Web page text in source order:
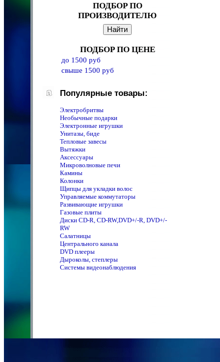
ПОДБОР ПО
ПРОИЗВОДИТЕЛЮ
ПОДБОР ПО ЦЕНЕ
до 1500 руб
свыше 1500 руб
Популярные товары:
Электробритвы
Необычные подарки
Электронные игрушки
Унитазы, биде
Тепловые завесы
Вытяжки
Аксессуары
Микроволновые печи
Камины
Колонки
Щипцы для укладки волос
Управляемые коммутаторы
Развивающие игрушки
Газовые плиты
Диски CD-R, CD-RW,DVD+/-R, DVD+/-
RW
Салатницы
Центрального канала
DVD плееры
Дыроколы, степлеры
Системы видеонаблюдения